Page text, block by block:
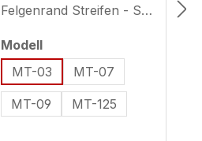
Felgenrand Streifen - Set
Motorradfelgen (plus 8x
Ersatzstreifen) geeignet
für 17 Zoll (Streifenbreite
- ca. 7 mm) Hinweis zur
Modellauswählen
MT-03
MT-07
MT-09 MT-125